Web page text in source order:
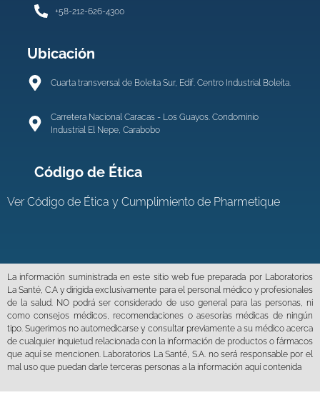
+58-212-626-4300
Ubicación
Cuarta transversal de Boleita Sur, Edif. Centro Industrial Boleíta.
Carretera Nacional Caracas - Los Guayos. Condominio
Industrial El Nepe, Carabobo
Código de Ética
VerCódigo de Ética y Cumplimiento de Pharmetique
La información suministrada en este sitio web fue preparada por Laboratorios
La Santé, C.A y dirigida exclusivamente para el personal médico y profesionales
de la salud. NO podrá ser considerado de uso general para las personas, ni
como consejos médicos, recomendaciones o asesorías médicas de ningún
tipo. Sugerimos no automedicarse y consultar previamente a su médico acerca
de cualquier inquietud relacionada con la información de productos o fármacos
que aquí se mencionen. Laboratorios La Santé, S.A. no será responsable por el
mal uso que puedan darle terceras personas a la información aquí contenida